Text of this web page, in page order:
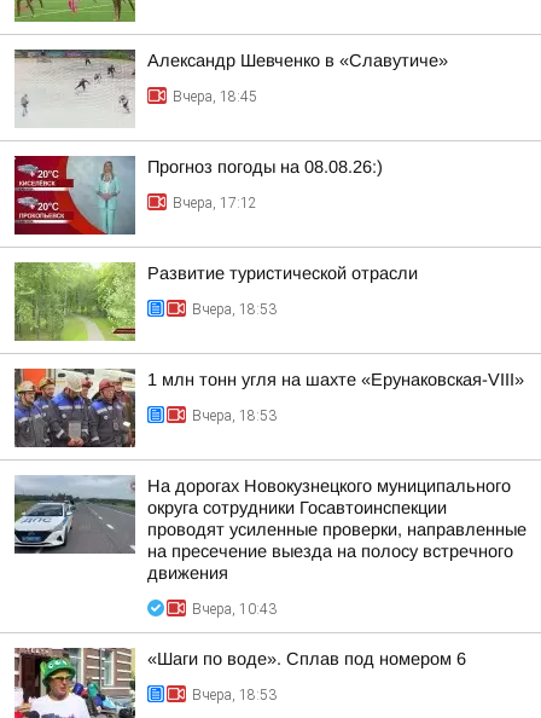
Александр Шевченко в «Славутиче»
Вчера, 18:45
Прогноз погоды на 08.08.26:)
Вчера, 17:12
Развитие туристической отрасли
Вчера, 18:53
1 млн тонн угля на шахте «Ерунаковская-VIII»
Вчера, 18:53
На дорогах Новокузнецкого муниципального
округа сотрудники Госавтоинспекции
проводят усиленные проверки, направленные
на пресечение выезда на полосу встречного
движения
Вчера, 10:43
«Шаги по воде». Сплав под номером 6
Вчера, 18:53